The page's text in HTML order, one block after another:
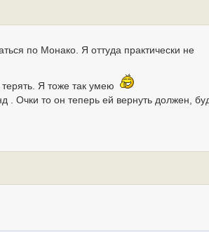
по Монако. Я оттуда практически не
терять. Я тоже так умею
. Очки то он теперь ей вернуть должен,